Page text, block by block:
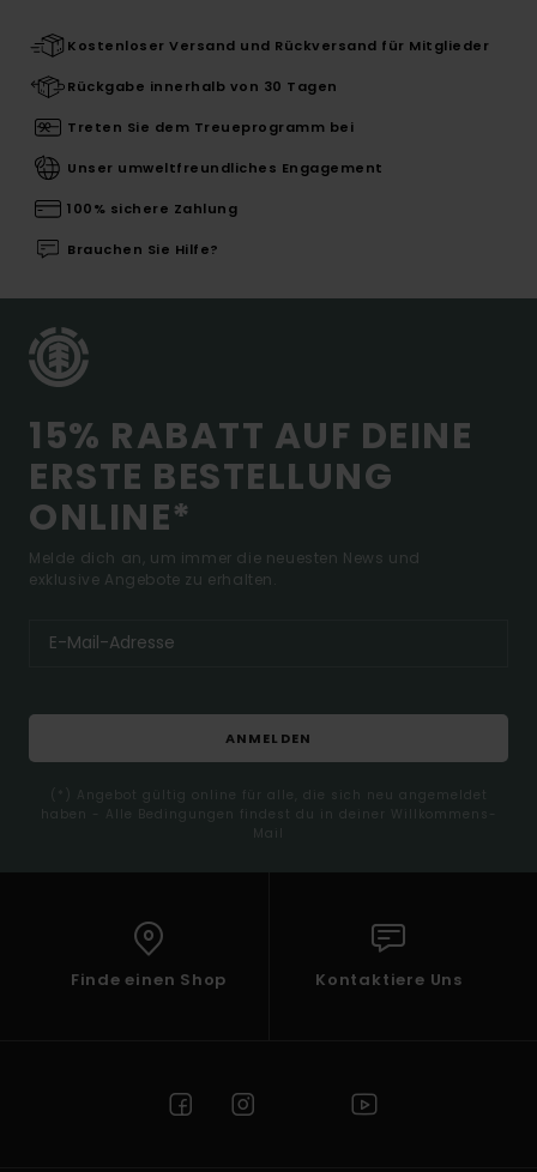
Kostenloser Versand und Rückversand für Mitglieder
Rückgabe innerhalb von 30 Tagen
Treten Sie dem Treueprogramm bei
Unser umweltfreundliches Engagement
100% sichere Zahlung
Brauchen Sie Hilfe?
15% RABATT AUF DEINE
ERSTE BESTELLUNG
ONLINE*
Melde dich an, um immer die neuesten News und
exklusive Angebote zu erhalten.
ANMELDEN
(*) Angebot gültig online für alle, die sich neu angemeldet
haben - Alle Bedingungen findest du in deiner Willkommens-
Mail
Finde einen Shop Kontaktiere Uns